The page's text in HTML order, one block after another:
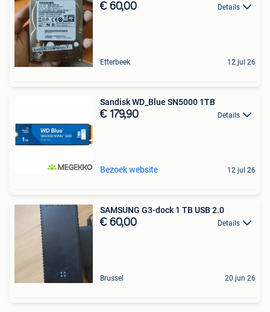
€ 60,00 Details
Etterbeek 12 jul 26
Sandisk WD_Blue SN5000 1TB
€ 179,90 Details
Bezoek website 12 jul 26
SAMSUNG G3-dock 1 TB USB 2.0
€ 60,00 Details
Brussel 20 jun 26